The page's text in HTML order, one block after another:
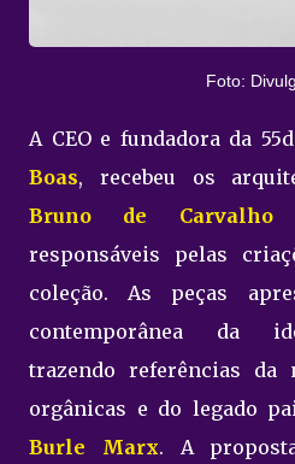
Foto:
A CEO e fundadora da
Boas, recebeu os
Bruno de Carvalho
responsáveis pelas
coleção. As peças
contemporânea da
trazendo referências da
orgânicas e do legado
Burle Marx. A